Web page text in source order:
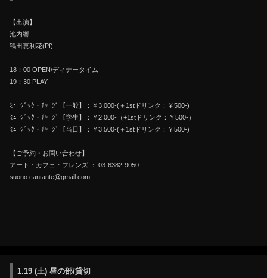
【出演】
池内響
鴇田恵利花(Pf)
18：00 OPEN/ディナータイム
19：30 PLAY
ﾐｭｰｼﾞｯｸ・ﾁｬｰｼﾞ【一般】：￥3,000-(＋1stドリンク：￥500-)
ﾐｭｰｼﾞｯｸ・ﾁｬｰｼﾞ【学生】：￥2.000-（+1stドリンク：￥500-）
ﾐｭｰｼﾞｯｸ・ﾁｬｰｼﾞ【当日】：￥3,500-(＋1stドリンク：￥500-)
【ご予約・お問い合わせ】
アート・カフェ・フレンズ ： 03-6382-9050
suono.cantante@gmail.com
1.19 (土) 昼の部/貸切